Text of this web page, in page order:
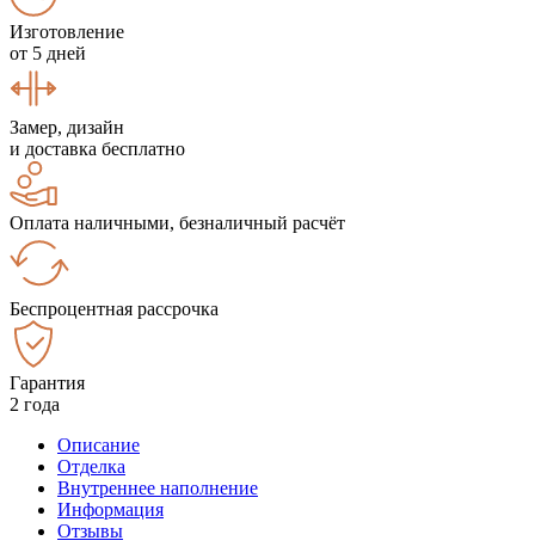
Изготовление
от 5 дней
Замер, дизайн
и доставка бесплатно
Оплата наличными, безналичный расчёт
Беспроцентная рассрочка
Гарантия
2 года
Описание
Отделка
Внутреннее наполнение
Информация
Отзывы